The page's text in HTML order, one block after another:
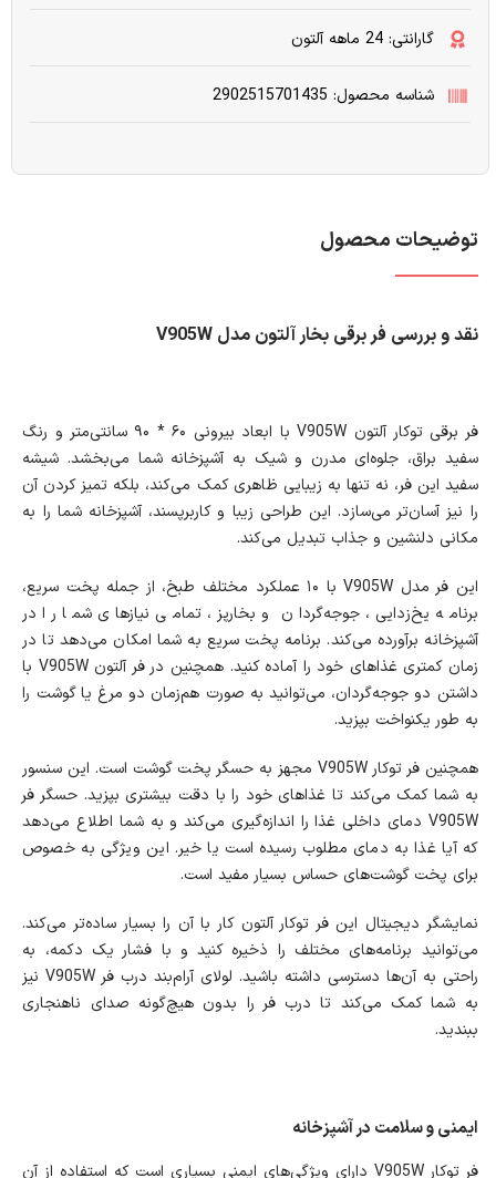
گارانتی: 24 ماهه آلتون
شناسه محصول: 2902515701435
توضیحات محصول
نقد و بررسی فر برقی بخار آلتون مدل V905W
فر برقی توکار آلتون V905W با ابعاد بیرونی ۶۰ * ۹۰ سانتی‌متر و رنگ
سفید براق، جلوه‌ای مدرن و شیک به آشپزخانه شما می‌بخشد. شیشه
سفید این فر، نه تنها به زیبایی ظاهری کمک می‌کند، بلکه تمیز کردن آن
را نیز آسان‌تر می‌سازد. این طراحی زیبا و کاربرپسند، آشپزخانه شما را به
مکانی دلنشین و جذاب تبدیل می‌کند.
این فر مدل V905W با ۱۰ عملکرد مختلف طبخ، از جمله پخت سریع،
برنامه یخ‌زدایی، جوجه‌گردان و بخارپز، تمامی نیازهای شما را در
آشپزخانه برآورده می‌کند. برنامه پخت سریع به شما امکان می‌دهد تا در
زمان کمتری غذاهای خود را آماده کنید. همچنین در فر آلتون V905W با
داشتن دو جوجه‌گردان، می‌توانید به صورت هم‌زمان دو مرغ یا گوشت را
به طور یکنواخت بپزید.
همچنین فر توکار V905W مجهز به حسگر پخت گوشت است. این سنسور
به شما کمک می‌کند تا غذاهای خود را با دقت بیشتری بپزید. حسگر فر
V905W دمای داخلی غذا را اندازه‌گیری می‌کند و به شما اطلاع می‌دهد
که آیا غذا به دمای مطلوب رسیده است یا خیر. این ویژگی به خصوص
برای پخت گوشت‌های حساس بسیار مفید است.
نمایشگر دیجیتال این فر توکار آلتون کار با آن را بسیار ساده‌تر می‌کند.
می‌توانید برنامه‌های مختلف را ذخیره کنید و با فشار یک دکمه، به
راحتی به آن‌ها دسترسی داشته باشید. لولای آرام‌بند درب فر V905W نیز
به شما کمک می‌کند تا درب فر را بدون هیچ‌گونه صدای ناهنجاری
ببندید.
ایمنی و سلامت در آشپزخانه
فر توکار V905W دارای ویژگی‌های ایمنی بسیاری است که استفاده از آن